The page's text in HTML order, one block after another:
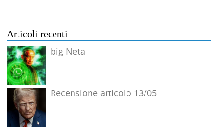
Articoli recenti
big Neta
Recensione articolo 13/05